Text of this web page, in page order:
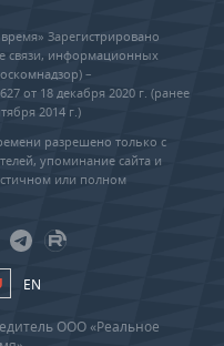
Зарегистрировано
связи, информационных
–
от 18 декабря 2020 г. (ранее
2014 г.)
разрешено только с
упоминание сайта и
или полном
EN
ООО «Реальное